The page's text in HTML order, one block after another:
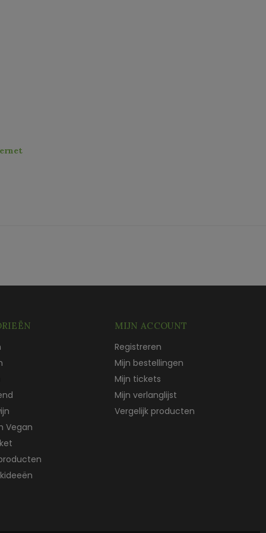
Vegan
MIJN ACCOUNT
Registreren
Mijn bestellingen
Mijn tickets
Mijn verlanglijst
Vergelijk producten